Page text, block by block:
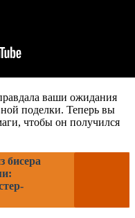
ваши ожидания
поделки. Теперь вы
чтобы он получился
бисера